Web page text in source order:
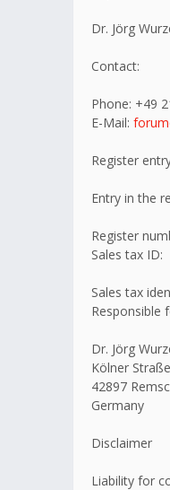
Dr. Jörg
Contact:
Phone: +49
E-Mail:
Register
Entry in the
Register
Sales tax ID:
Sales tax
Responsible
Dr. Jörg
Kölner
42897
Germany
Disclaimer
Liability for